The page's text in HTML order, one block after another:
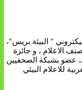
" البيئة بريس"،
الاعلام ، و جائزة
عضو بشبكة الصحفيين
للاعلام البيئي